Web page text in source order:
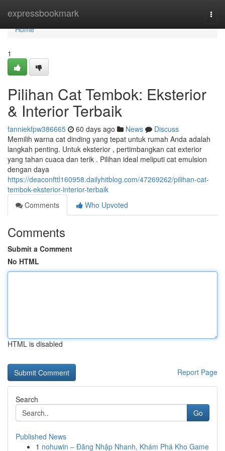
expressbookmark
Home
Home
1
Pilihan Cat Tembok: Eksterior
& Interior Terbaik
fanniekfpw386665 60 days ago News
Discuss
Memilih warna cat dinding yang tepat untuk rumah Anda adalah
langkah penting. Untuk eksterior , pertimbangkan cat exterior
yang tahan cuaca dan terik . Pilihan ideal meliputi cat emulsion
dengan daya
https://deaconfttl160958.dailyhitblog.com/47269262/pilihan-cat-
tembok-eksterior-interior-terbaik
Comments
Who Upvoted
Comments
Submit a Comment
No HTML
HTML is disabled
Report Page
Search
Go
Published News
1 nohuwin – Đăng Nhập Nhanh, Khám Phá Kho Game